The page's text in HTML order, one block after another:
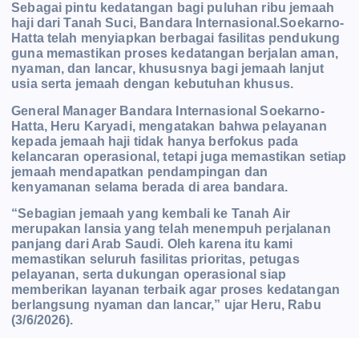
Sebagai pintu kedatangan bagi puluhan ribu jemaah
haji dari Tanah Suci, Bandara Internasional.Soekarno-
Hatta telah menyiapkan berbagai fasilitas pendukung
guna memastikan proses kedatangan berjalan aman,
nyaman, dan lancar, khususnya bagi jemaah lanjut
usia serta jemaah dengan kebutuhan khusus.
General Manager Bandara Internasional Soekarno-
Hatta, Heru Karyadi, mengatakan bahwa pelayanan
kepada jemaah haji tidak hanya berfokus pada
kelancaran operasional, tetapi juga memastikan setiap
jemaah mendapatkan pendampingan dan
kenyamanan selama berada di area bandara.
“Sebagian jemaah yang kembali ke Tanah Air
merupakan lansia yang telah menempuh perjalanan
panjang dari Arab Saudi. Oleh karena itu kami
memastikan seluruh fasilitas prioritas, petugas
pelayanan, serta dukungan operasional siap
memberikan layanan terbaik agar proses kedatangan
berlangsung nyaman dan lancar,” ujar Heru, Rabu
(3/6/2026).